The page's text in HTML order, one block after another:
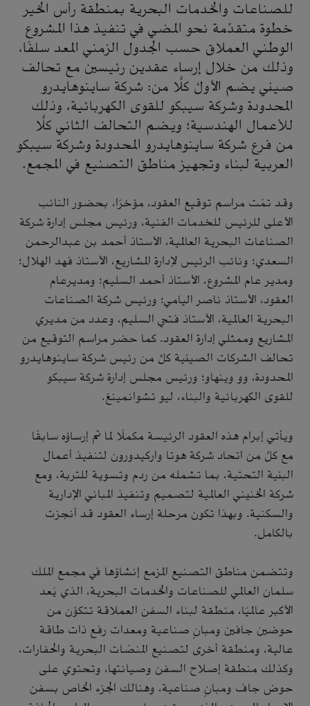
للصناعات والخدمات البحرية بمنطقة رأس الخير
خطوة متقدِّمة نحو المضي في تنفيذ هذا المشروع
الوطني العملاق حسب الجدول الزمني المعد سلفًا،
وذلك من خلال إرساء عقدين رئيسين مع تحالف
صيني يضم الأولُّ كلًّا من: شركة ساينوهايدرو
المحدودة وشركة سيبكو للقوى الكهربائية، وذلك
للأعمال الهندسية؛ ويضم التحالف الثاني كلًّا
من فرع شركة ساينوهايدرو المحدودة وشركة سيبكو
العربية لبناء وتجهيز مناطق التصنيع في المجمع.
وقد تمّت مراسم توقيع العقود، مؤخرًا، بحضور النائب
الأعلى للرئيس للخدمات الفنية، ورئيس مجلس إدارة شركة
الصناعات البحرية العالمية، الأستاذ أحمد بن عبدالرحمن
السعدي؛ ونائب الرئيس لإدارة المشاريع، الأستاذ فهد الهلال؛
ومدير عام المشروع، الأستاذ أحمد السليم؛ ومديرعام
العقود، الأستاذ ناصر اليامي؛ ورئيس شركة الصناعات
البحرية العالمية، الأستاذ فتحي السليم، وعدد من مديري
المشاريع وممثلي إدارة العقود. كما حضر مراسم التوقيع من
تحالف الشركات الصينية كلٌّ من رئيس شركة ساينوهايدرو
المحدودة، وو وينهاو؛ ورئيس مجلس إدارة شركة سيبكو
للقوى الكهربائية والبناء، ليو تشوانمينغ.
ويأتي إبرام هذه العقود الرئيسة مكملًا لما تم إرساؤه سابقًا
مع كلٍّ من اتحاد شركة هوتا واركيدورون لتنفيذ أعمال
البنية التحتية، بما تشمله من ردم وتسوية للتربة، ومع
شركة الخنيني العالمية لتصميم وتنفيذ المباني الإدارية
والسكنية. وبهذا تكون مرحلة إرساء العقود قد أنجزت
بالكامل.
وتتضمن مناطق التصنيع المزمع إنشاؤها في مجمع الملك
سلمان العالمي للصناعات والخدمات البحرية، الذي يُعد
الأكبر عالميًا، منطقة لبناء السفن العملاقة تتكوَّن من
حوضين جافين ومبانٍ صناعية ومعدات رفع ذات طاقة
عالية، ومنطقة أخرى لتصنيع المنصّات البحرية والحفارات،
وكذلك منطقة إصلاح السفن وصيانتها، وتحتوي على
حوض جاف ومبانٍ صناعية، وهنالك الجزء الخاص بسفن